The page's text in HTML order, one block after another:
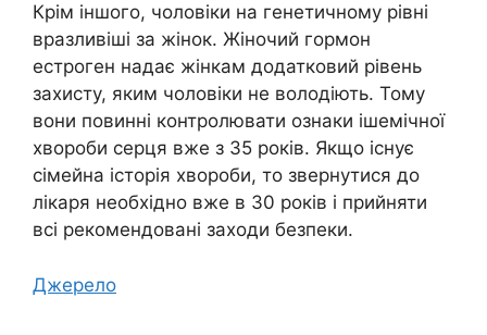
Крім іншого, чоловіки на генетичному рівні
вразливіші за жінок. Жіночий гормон
естроген надає жінкам додатковий рівень
захисту, яким чоловіки не володіють. Тому
вони повинні контролювати ознаки ішемічної
хвороби серця вже з 35 років. Якщо існує
сімейна історія хвороби, то звернутися до
лікаря необхідно вже в 30 років і прийняти
всі рекомендовані заходи безпеки.
Джерело